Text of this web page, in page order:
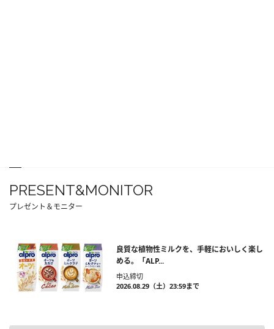
PRESENT&MONITOR
プレゼント＆モニター
良質な植物性ミルクを、手軽においしく楽し
める。「ALP...
申込締切
2026.08.29（土）23:59まで